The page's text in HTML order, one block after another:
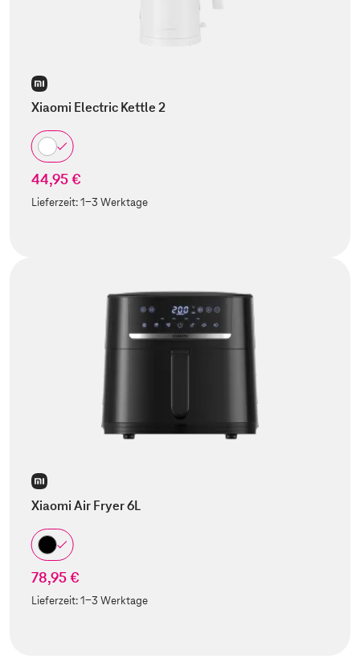
Xiaomi Electric Kettle 2
44,95 €
Lieferzeit:1-3 Werktage
Xiaomi Air Fryer 6L
78,95 €
Lieferzeit:1-3 Werktage